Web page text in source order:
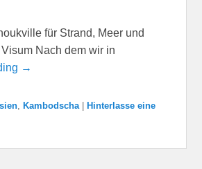
für Strand, Meer und
Nach dem wir in
→
,Kambodscha |Hinterlasse eine